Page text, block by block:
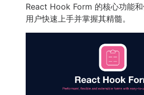
React Hook Form 的核心功能
用户快速上手并掌握其精髓。